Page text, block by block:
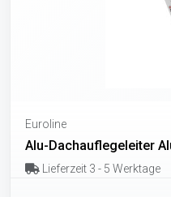
Euroline
Alu-Dachauflegeleiter
Lieferzeit 3 - 5 Werktage